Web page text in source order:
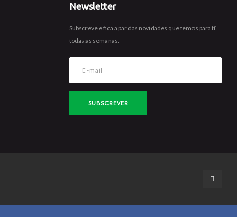
Newsletter
Subscreve e fica a par das novidades que temos para tí
todas as semanas.